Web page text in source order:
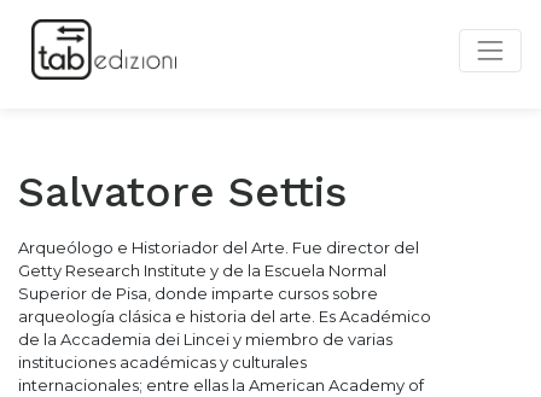
Salvatore Settis
Arqueólogo e Historiador del Arte. Fue director del
Getty Research Institute y de la Escuela Normal
Superior de Pisa, donde imparte cursos sobre
arqueología clásica e historia del arte. Es Académico
de la Accademia dei Lincei y miembro de varias
instituciones académicas y culturales
internacionales; entre ellas la American Academy of